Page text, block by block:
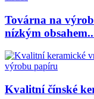
Továrna na
nízkým
Kvalitní čínské